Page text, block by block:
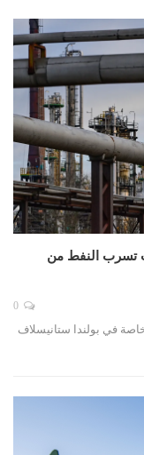
تسرب النفط من
في بولندا ستانيسلاف